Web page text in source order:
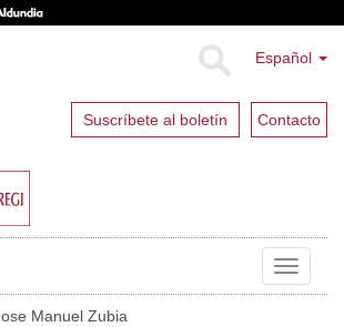
Español
Suscríbete al boletín Contacto
Toggle
Manuel Zubia